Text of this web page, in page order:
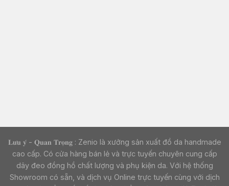
𝐋𝐮̛𝐮 𝐲́ - 𝐐𝐮𝐚𝐧 𝐓𝐫𝐨̣𝐧𝐠 : Zenio là xưởng sản xuất đồ da handmade
cao cấp. Có cửa hàng bán lẻ và trực tuyến chuyên cung cấp
dây đeo đồng hồ chất lượng và phụ kiện da. Với hệ thống
Showroom có sẵn, và dịch vụ Online trực tuyến cùng với dịch